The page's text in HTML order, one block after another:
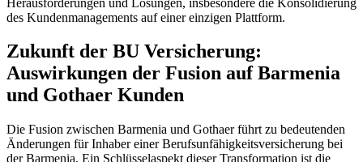
des Kundenmanagements auf einer einzigen Plattform.
Zukunft der BU Versicherung:
Auswirkungen der Fusion auf Barmenia
und Gothaer Kunden
Die Fusion zwischen Barmenia und Gothaer führt zu bedeutenden
Änderungen für Inhaber einer Berufsunfähigkeitsversicherung bei
der Barmenia. Ein Schlüsselaspekt dieser Transformation ist die